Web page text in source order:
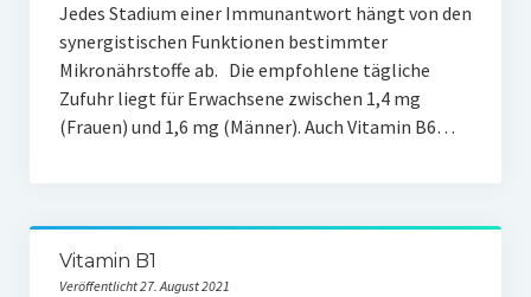
Jedes Stadium einer Immunantwort hängt von den
synergistischen Funktionen bestimmter
Mikronährstoffe ab. Die empfohlene tägliche
Zufuhr liegt für Erwachsene zwischen 1,4 mg
(Frauen) und 1,6 mg (Männer). Auch Vitamin B6…
Vitamin B1
Veröffentlicht 27. August 2021